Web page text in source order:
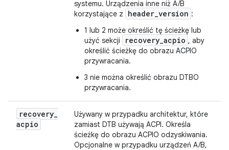
systemu. Urządzenia inne niż A/B
korzystające z
header_version :
1 lub 2 może określić tę ścieżkę lub
użyć sekcji
recovery_acpio , aby
określić ścieżkę do obrazu ACPIO
przywracania.
3 nie można określić obrazu DTBO
przywracania.
recovery_
acpio
Używany w przypadku architektur, które
zamiast DTB używają ACPI. Określa
ścieżkę do obrazu ACPIO odzyskiwania.
Opcjonalne w przypadku urządzeń A/B,